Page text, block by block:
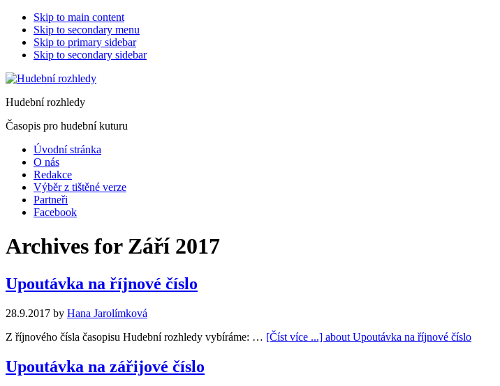
Skip to main content
Skip to secondary menu
Skip to primary sidebar
Skip to secondary sidebar
Hudební rozhledy
Časopis pro hudební kuturu
Úvodní stránka
O nás
Redakce
Výběr z tištěné verze
Partneři
Facebook
Archives for Září 2017
Upoutávka na říjnové číslo
28.9.2017 by Hana Jarolímková
Z říjnového čísla časopisu Hudební rozhledy vybíráme: … [Číst více ...] about Upoutávka na říjnové číslo
Upoutávka na zářijové číslo